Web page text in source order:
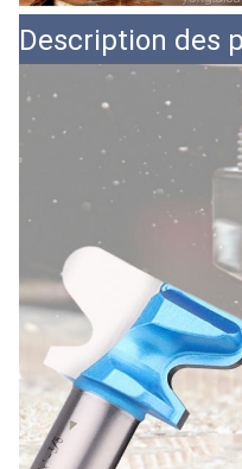
Description des